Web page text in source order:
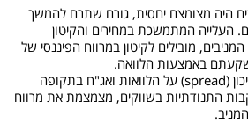
היה מצומצם יחסית, גורם שתרם להמשך
העלייה המתמשכת במחירים והקיטון
מובילים לקיטון במרווח הפיננסי של
באמצעות הלוואה.
בנוסף, העלייה במרווח הסיכון (spread) על הלוואות ואג"ח בתקופה
התנודתיות בשווקים, מצמצמת את מרווח